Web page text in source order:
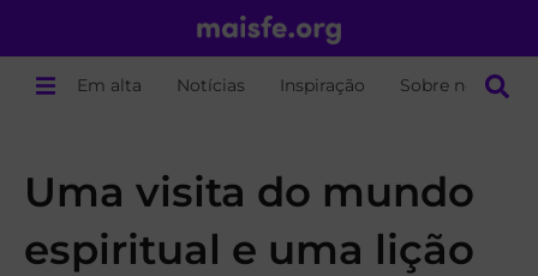
Em alta Notícias Inspiração Sobre nós
Uma visita do mundo
espiritual e uma lição